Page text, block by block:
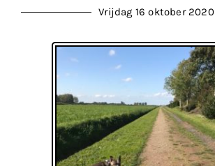
Vrijdag 16 oktober 2020